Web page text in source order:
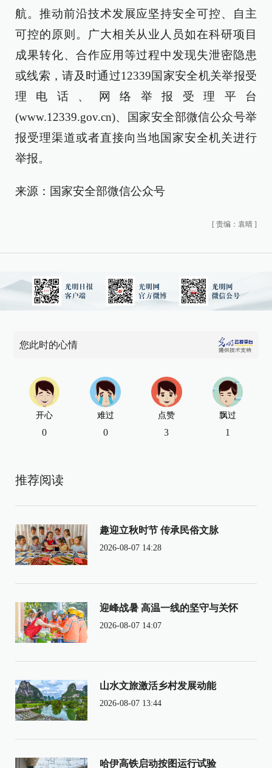
航。推动前沿技术发展应坚持安全可控、自主
可控的原则。广大相关从业人员如在科研项目
成果转化、合作应用等过程中发现失泄密隐患
或线索，请及时通过12339国家安全机关举报受
理电话、网络举报受理平台
(www.12339.gov.cn)、国家安全部微信公众号举
报受理渠道或者直接向当地国家安全机关进行
举报。
来源：国家安全部微信公众号
[ 责编：袁晴 ]
您此时的心情
开心
0
难过
0
点赞
3
飘过
1
推荐阅读
趣迎立秋时节 传承民俗文脉
2026-08-07 14:28
迎峰战暑 高温一线的坚守与关怀
2026-08-07 14:07
山水文旅激活乡村发展动能
2026-08-07 13:44
哈伊高铁启动按图运行试验